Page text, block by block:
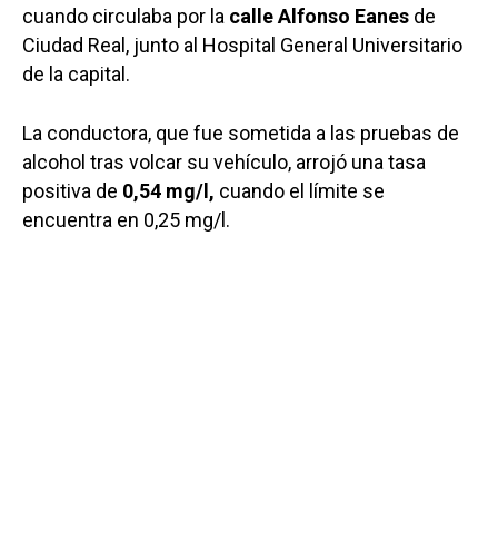
cuando circulaba por la calle Alfonso Eanes de
Ciudad Real, junto al Hospital General Universitario
de la capital.
La conductora, que fue sometida a las pruebas de
alcohol tras volcar su vehículo, arrojó una tasa
positiva de 0,54 mg/l, cuando el límite se
encuentra en 0,25 mg/l.